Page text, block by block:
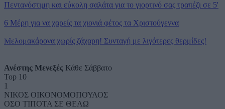
Πεντανόστιμη και εύκολη σαλάτα για το γιορτινό σας τραπέζι σε 5'
6 Μέρη για να χαρείς τα χιονιά φέτος τα Χριστούγεννα
Μελομακάρονα χωρίς ζάχαρη! Συνταγή με λιγότερες θερμίδες!
Click
Here
Ανέστης Μενεξές Κάθε Σάββατο
Top 10
1
ΝΙΚΟΣ ΟΙΚΟΝΟΜΟΠΟΥΛΟΣ
ΟΣΟ ΤΙΠΟΤΑ ΣΕ ΘΕΛΩ